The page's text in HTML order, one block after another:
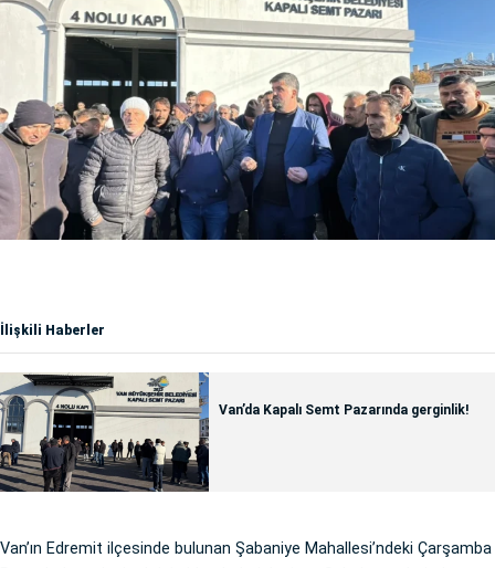
İlişkili Haberler
Van’da Kapalı Semt Pazarında gerginlik!
Van’ın Edremit ilçesinde bulunan Şabaniye Mahallesi’ndeki Çarşamba